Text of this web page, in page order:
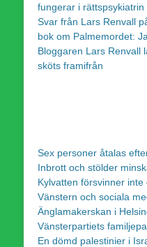
fungerar i rättspsykiatrin
Svar från Lars Renvall
bok om Palmemordet:
Bloggaren Lars Renvall
sköts framifrån
Sex personer åtalas
Inbrott och stölder
Kylvatten försvinner
Vänstern och sociala
Änglamakerskan i
Vänsterpartiets
En dömd palestinier i